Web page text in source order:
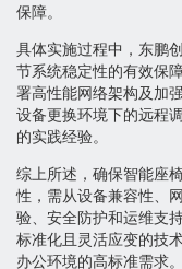
保障。
具体实施过程中，东鹏
节系统稳定性的有效保
署高性能网络架构及加
设备更换环境下的远程
的实践经验。
综上所述，确保智能座
性，需从设备兼容性、
验、安全防护和运维支
标准化且灵活应变的技
办公环境的高标准需求。